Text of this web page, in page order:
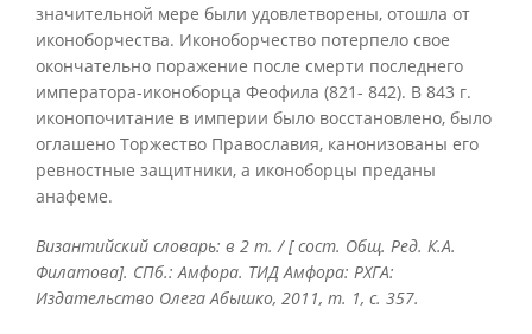
значительной мере были удовлетворены, отошла от
иконоборчества. Иконоборчество потерпело свое
окончательно поражение после смерти последнего
императора-иконоборца Феофила (821- 842). В 843 г.
иконопочитание в империи было восстановлено, было
оглашено Торжество Православия, канонизованы его
ревностные защитники, а иконоборцы преданы
анафеме.
Византийский словарь: в 2 т. / [ сост. Общ. Ред. К.А.
Филатова]. СПб.: Амфора. ТИД Амфора: РХГА:
Издательство Олега Абышко, 2011, т. 1, с. 357.